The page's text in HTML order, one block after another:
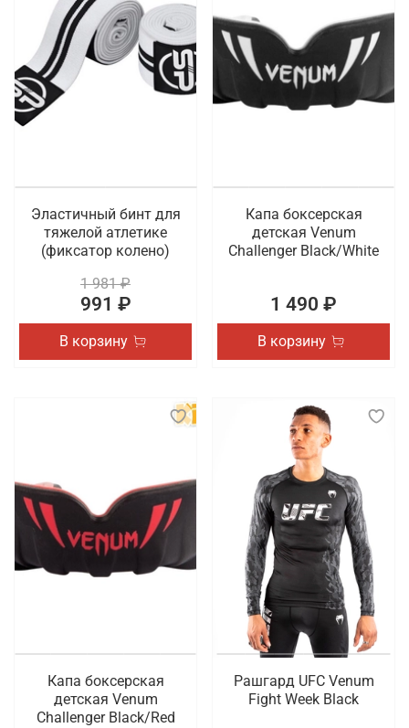
Эластичный бинт для
тяжелой атлетике
(фиксатор колено)
1 981 ₽
991 ₽
В корзину
Капа боксерская
детская Venum
Challenger Black/White
1 490 ₽
В корзину
Капа боксерская
детская Venum
Challenger Black/Red
Рашгард UFC Venum
Fight Week Black